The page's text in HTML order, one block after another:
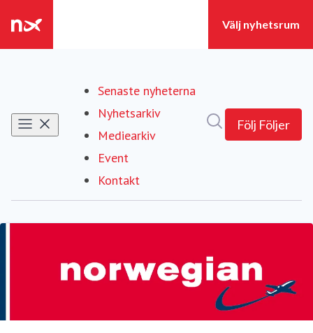
Senaste nyheterna
Nyhetsarkiv
Mediearkiv
Event
Kontakt
Följ Följer